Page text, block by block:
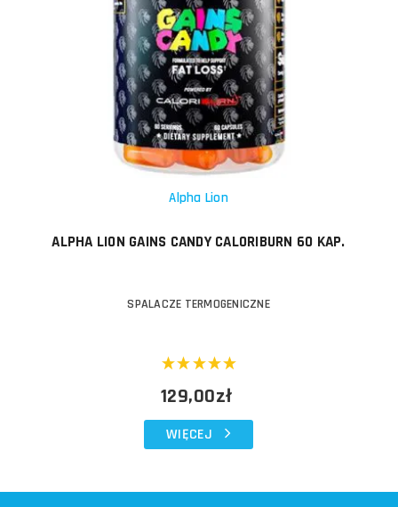
Alpha Lion
ALPHA LION GAINS CANDY CALORIBURN 60 KAP.
SPALACZE TERMOGENICZNE
129,00zł
WIĘCEJ